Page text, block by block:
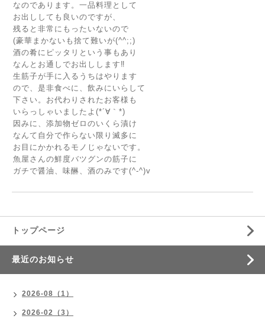
なのであります。一品料理として
お出ししても良いのですが、
残ると非常にもったいないので
(豪華まかないも捨て難いが(^^;;)
酒の肴にピッタリという事もあり
なんとお通しでお出しします‼
生筋子が手に入るうちはやります
ので、是非食べに、飲みにいらして
下さい。お代わりされたお客様も
いらっしゃいましたよ(*´∀｀*)
因みに、添加物ゼロのいくら漬け
なんて自分で作らない限り滅多に
お目にかかれるモノじゃないです。
魚屋さんの鮮度バツグンの筋子に
ガチで醤油、味醂、酒のみです(^-^)v
トップページ
最近のお知らせ
2026-08（1）
2026-02（3）